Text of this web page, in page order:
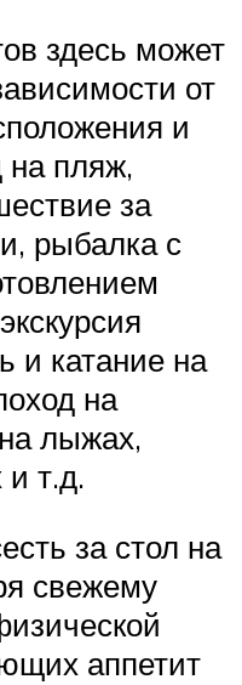
здесь может
от
и
на пляж,
за
рыбалка с
и катание на
на
лыжах,
и т.д.
за стол на
свежему
аппетит